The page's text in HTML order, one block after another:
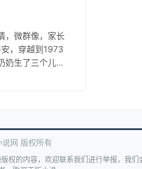
，微群像，家长
，穿越到1973
奶生了三个儿
网 版权所有
权的内容，欢迎联系我们进行举报，我们